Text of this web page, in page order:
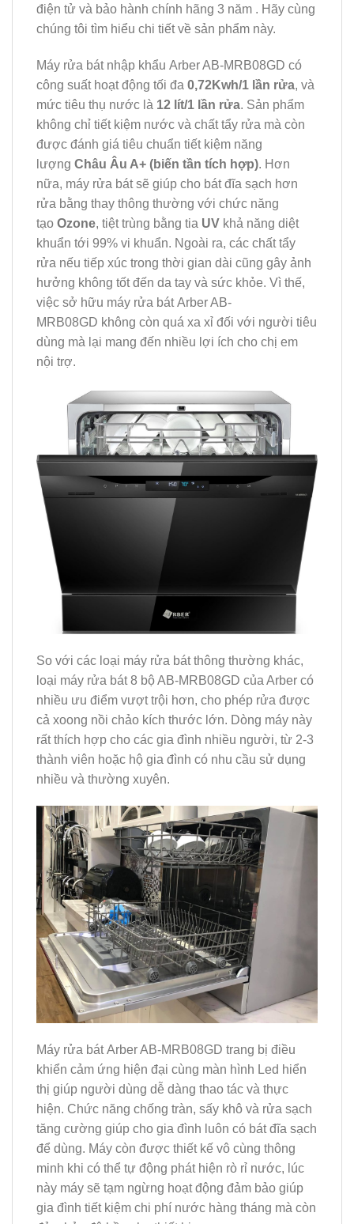
điện tử và bảo hành chính hãng 3 năm . Hãy cùng
chúng tôi tìm hiểu chi tiết về sản phẩm này.
Máy rửa bát nhập khẩu Arber AB-MRB08GD có
công suất hoạt động tối đa 0,72Kwh/1 lần rửa, và
mức tiêu thụ nước là 12 lít/1 lần rửa. Sản phẩm
không chỉ tiết kiệm nước và chất tẩy rửa mà còn
được đánh giá tiêu chuẩn tiết kiệm năng
lượng Châu Âu A+ (biến tần tích hợp). Hơn
nữa, máy rửa bát sẽ giúp cho bát đĩa sạch hơn
rửa bằng thay thông thường với chức năng
tạo Ozone, tiệt trùng bằng tia UV khả năng diệt
khuẩn tới 99% vi khuẩn. Ngoài ra, các chất tẩy
rửa nếu tiếp xúc trong thời gian dài cũng gây ảnh
hưởng không tốt đến da tay và sức khỏe. Vì thế,
việc sở hữu máy rửa bát Arber AB-
MRB08GD không còn quá xa xỉ đối với người tiêu
dùng mà lại mang đến nhiều lợi ích cho chị em
nội trợ.
So với các loại máy rửa bát thông thường khác,
loại máy rửa bát 8 bộ AB-MRB08GD của Arber có
nhiều ưu điểm vượt trội hơn, cho phép rửa được
cả xoong nồi chảo kích thước lớn. Dòng máy này
rất thích hợp cho các gia đình nhiều người, từ 2-3
thành viên hoặc hộ gia đình có nhu cầu sử dụng
nhiều và thường xuyên.
Máy rửa bát Arber AB-MRB08GD trang bị điều
khiển cảm ứng hiện đại cùng màn hình Led hiển
thị giúp người dùng dễ dàng thao tác và thực
hiện. Chức năng chống tràn, sấy khô và rửa sạch
tăng cường giúp cho gia đình luôn có bát đĩa sạch
để dùng. Máy còn được thiết kế vô cùng thông
minh khi có thể tự động phát hiện rò rỉ nước, lúc
này máy sẽ tạm ngừng hoạt động đảm bảo giúp
gia đình tiết kiệm chi phí nước hàng tháng mà còn